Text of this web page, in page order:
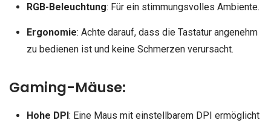
RGB-Beleuchtung: Für ein stimmungsvolles Ambiente.
Ergonomie: Achte darauf, dass die Tastatur angenehm
zu bedienen ist und keine Schmerzen verursacht.
Gaming-Mäuse:
Hohe DPI: Eine Maus mit einstellbarem DPI ermöglicht